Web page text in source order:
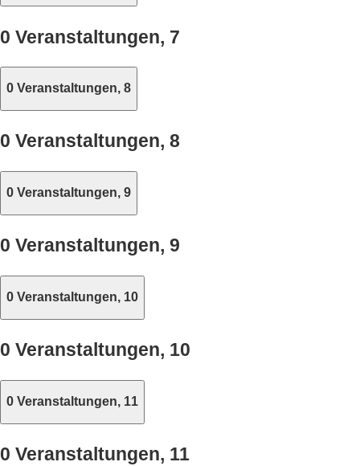
0 Veranstaltungen, 7
0 Veranstaltungen, 8
0 Veranstaltungen, 8
0 Veranstaltungen, 9
0 Veranstaltungen, 9
0 Veranstaltungen, 10
0 Veranstaltungen, 10
0 Veranstaltungen, 11
0 Veranstaltungen, 11